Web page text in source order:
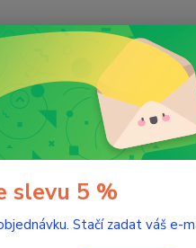
Máta peprná 5 ml
slevu 5 %
Stačí zadat váš e-